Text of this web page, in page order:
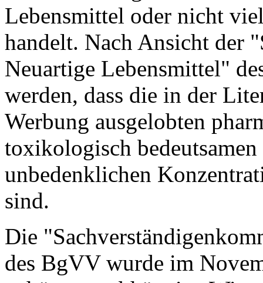
Lebensmittel oder nicht
handelt. Nach Ansicht der
Neuartige Lebensmittel"
werden, dass die in der
Werbung ausgelobten
toxikologisch
unbedenklichen
sind.
Die
des BgVV wurde im